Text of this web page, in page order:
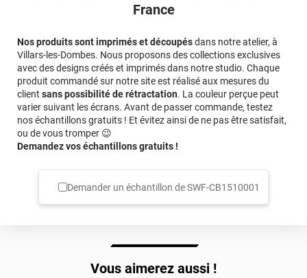
France
Nos produits sont imprimés et découpésdans notre atelier, à
Villars-les-Dombes. Nous proposons des collections exclusives
avec des designs créés et imprimés dans notre studio. Chaque
produit commandé sur notre site est réalisé aux mesures du
client sans possibilité de rétractation. La couleur perçue peut
varier suivant les écrans. Avant de passer commande, testez
nos échantillons gratuits ! Et évitez ainsi de ne pas être satisfait,
ou de vous tromper 😉
Demandez vos échantillons gratuits !
Demander un échantillon deSWF-CB1510001
Vous aimerez aussi !